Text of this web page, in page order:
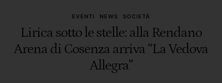
EVENTI NEWS SOCIETÀ
Lirica sotto le stelle: alla Rendano
Arena di Cosenza arriva “La Vedova
Allegra”